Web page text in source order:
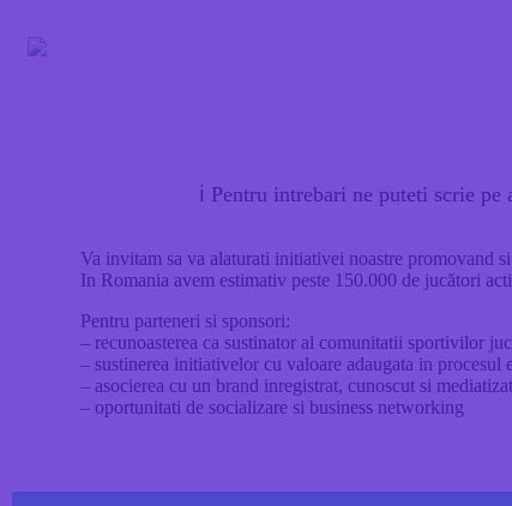
ℹ Pentru intrebari ne puteti scrie pe
Va invitam sa va alaturati initiativei noastre promovand
In Romania avem estimativ peste 150.000 de jucători
Pentru parteneri si sponsori:
– recunoasterea ca sustinator al comunitatii sportivilor
– sustinerea initiativelor cu valoare adaugata in procesul
– asocierea cu un brand inregistrat, cunoscut si
– oportunitati de socializare si business networking